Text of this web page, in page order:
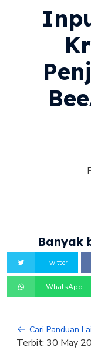
Banyak
Twitter
WhatsApp
Cari Panduan
Terbit: 30 May